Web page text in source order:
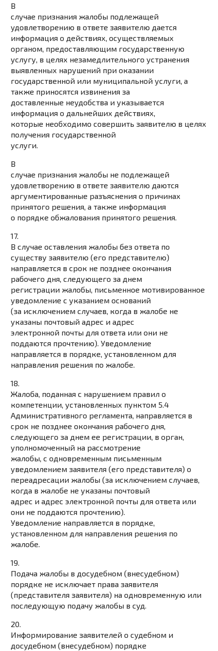
В
случае признания жалобы подлежащей
удовлетворению в ответе заявителю дается
информация о действиях, осуществляемых
органом, предоставляющим государственную
услугу, в целях незамедлительного устранения
выявленных нарушений при оказании
государственной или муниципальной услуги, а
также приносятся извинения за
доставленные неудобства и указывается
информация о дальнейших действиях,
которые необходимо совершить заявителю в целях
получения государственной
услуги.
В
случае признания жалобы не подлежащей
удовлетворению в ответе заявителю даются
аргументированные разъяснения о причинах
принятого решения, а также информация
о порядке обжалования принятого решения.
17.
В случае оставления жалобы без ответа по
существу заявителю (его представителю)
направляется в срок не позднее окончания
рабочего дня, следующего за днем
регистрации жалобы, письменное мотивированное
уведомление с указанием оснований
(за исключением случаев, когда в жалобе не
указаны почтовый адрес и адрес
электронной почты для ответа или они не
поддаются прочтению). Уведомление
направляется в порядке, установленном для
направления решения по жалобе.
18.
Жалоба, поданная с нарушением правил о
компетенции, установленных пунктом 5.4
Административного регламента, направляется в
срок не позднее окончания рабочего дня,
следующего за днем ее регистрации, в орган,
уполномоченный на рассмотрение
жалобы, с одновременным письменным
уведомлением заявителя (его представителя) о
переадресации жалобы (за исключением случаев,
когда в жалобе не указаны почтовый
адрес и адрес электронной почты для ответа или
они не поддаются прочтению).
Уведомление направляется в порядке,
установленном для направления решения по
жалобе.
19.
Подача жалобы в досудебном (внесудебном)
порядке не исключает права заявителя
(представителя заявителя) на одновременную или
последующую подачу жалобы в суд.
20.
Информирование заявителей о судебном и
досудебном (внесудебном) порядке